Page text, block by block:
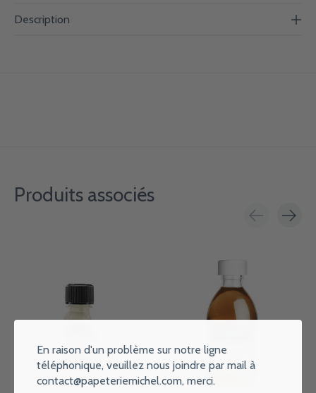
Description
Produits associés
En raison d'un problème sur notre ligne
téléphonique, veuillez nous joindre par mail à
contact@papeteriemichel.com, merci.